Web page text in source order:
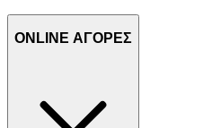
ONLINE ΑΓΟΡΕΣ